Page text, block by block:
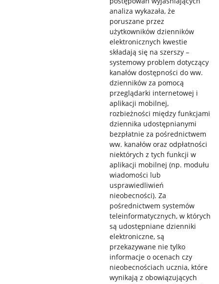
analiza wykazała, że
poruszane przez
użytkowników dzienników
elektronicznych kwestie
składają się na szerszy –
systemowy problem dotyczący
kanałów dostępności do ww.
dzienników za pomocą
przeglądarki internetowej i
aplikacji mobilnej,
rozbieżności między funkcjami
dziennika udostępnianymi
bezpłatnie za pośrednictwem
ww. kanałów oraz odpłatności
niektórych z tych funkcji w
aplikacji mobilnej (np. modułu
wiadomości lub
usprawiedliwień
nieobecności). Za
pośrednictwem systemów
teleinformatycznych, w których
są udostępniane dzienniki
elektroniczne, są
przekazywane nie tylko
informacje o ocenach czy
nieobecnościach ucznia, które
wynikają z obowiązujących